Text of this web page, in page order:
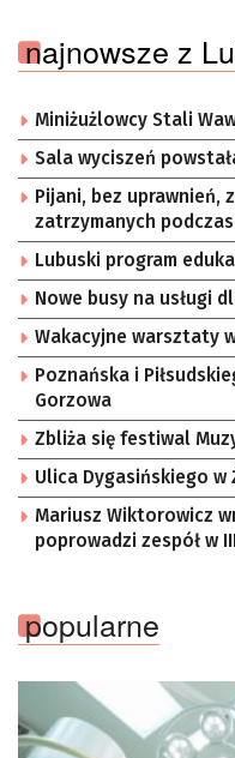
najnowsze z
Miniżużlowcy Stali
Sala wyciszeń
Pijani, bez uprawnień,
zatrzymanych
Lubuski program
Nowe busy na usługi
Wakacyjne warsztaty
Poznańska i
Gorzowa
Zbliża się festiwal
Ulica Dygasińskiego w
Mariusz Wiktorowicz
poprowadzi zespół w
popularne